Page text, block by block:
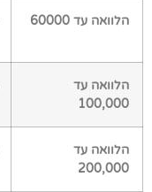
הלוואה עד 60000
הלוואה עד
100,000
הלוואה עד
200,000